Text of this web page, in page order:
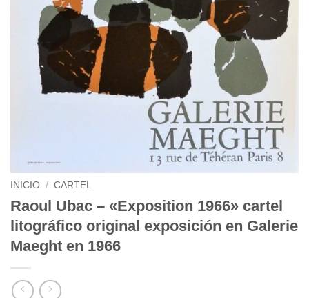
INICIO / CARTEL
Raoul Ubac – «Exposition 1966» cartel
litográfico original exposición en Galerie
Maeght en 1966